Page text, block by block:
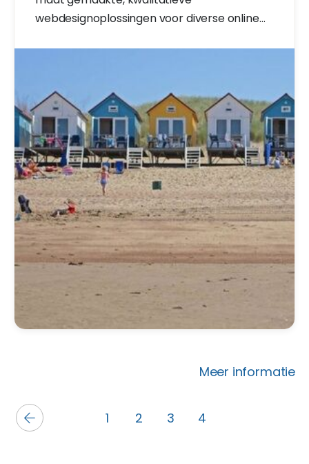
webdesignoplossingen voor diverse online
Meer informatie
1 2 3 4